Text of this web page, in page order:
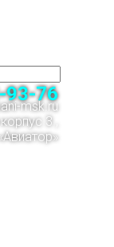
93-76
msk.ru
3 ,